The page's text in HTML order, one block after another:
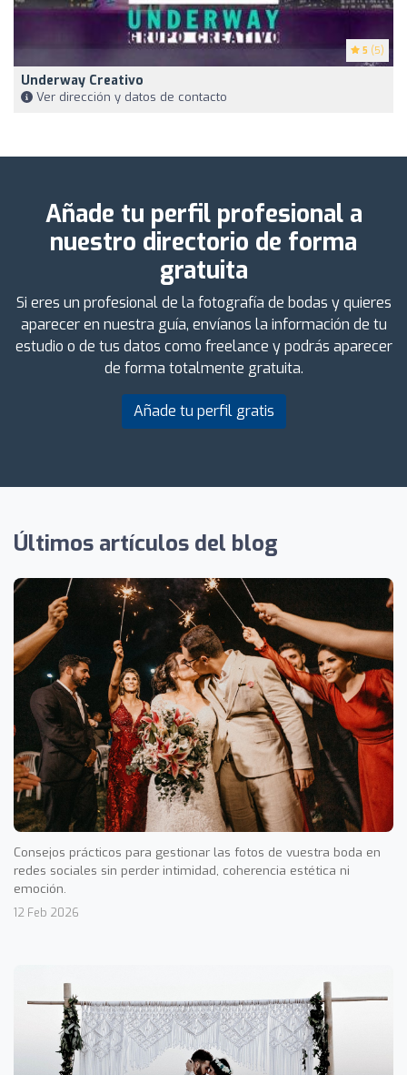
5 (5)
Underway Creativo
Ver dirección y datos de contacto
Añade tu perfil profesional a
nuestro directorio de forma
gratuita
Si eres un profesional de la fotografía de bodas y quieres
aparecer en nuestra guía, envíanos la información de tu
estudio o de tus datos como freelance y podrás aparecer
de forma totalmente gratuita.
Añade tu perfil gratis
Últimos artículos del blog
Consejos prácticos para gestionar las fotos de vuestra boda en
redes sociales sin perder intimidad, coherencia estética ni
emoción.
12 Feb 2026